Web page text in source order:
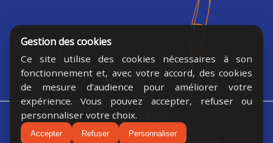
Mentions légales
Politique Confidentialité
Gestion des cookies
Ce site utilise des cookies nécessaires à son
fonctionnement et, avec votre accord, des cookies
de mesure d’audience pour améliorer votre
expérience. Vous pouvez accepter, refuser ou
personnaliser votre choix.
Accepter Refuser Personnaliser